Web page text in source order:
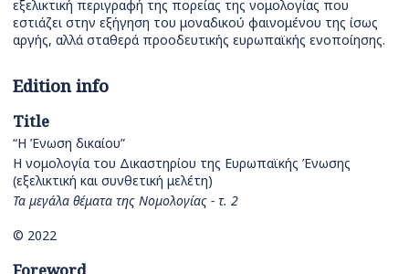
εξελικτική περιγραφή της πορείας της νομολογίας που
εστιάζει στην εξήγηση του μοναδικού φαινομένου της ίσως
αργής, αλλά σταθερά προοδευτικής ευρωπαϊκής ενοποίησης.
Edition info
Title
“Η Ένωση δικαίου”
Η νομολογία του Δικαστηρίου της Ευρωπαϊκής Ένωσης
(εξελικτική και συνθετική μελέτη)
Τα μεγάλα θέματα της Νομολογίας - τ. 2
© 2022